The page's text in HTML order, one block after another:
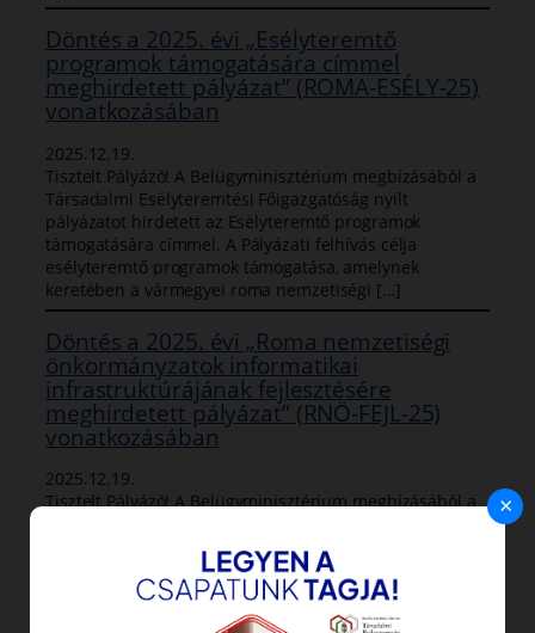
Döntés a 2025. évi „Esélyteremtő
programok támogatására címmel
meghirdetett pályázat” (ROMA-ESÉLY-25)
vonatkozásában
2025.12.19.
Tisztelt Pályázó! A Belügyminisztérium megbízásából a
Társadalmi Esélyteremtési Főigazgatóság nyílt
pályázatot hirdetett az Esélyteremtő programok
támogatására címmel. A Pályázati felhívás célja
esélyteremtő programok támogatása, amelynek
keretében a vármegyei roma nemzetiségi […]
Döntés a 2025. évi „Roma nemzetiségi
önkormányzatok informatikai
infrastruktúrájának fejlesztésére
meghirdetett pályázat” (RNÖ-FEJL-25)
vonatkozásában
2025.12.19.
Tisztelt Pályázó! A Belügyminisztérium megbízásából a
pályázatot hirdetett a Roma nemzetiségi
önkormányzatok informatikai infrastruktúrájának
fejlesztésére. A Pályázati felhívás célja a
Magyarországon működő települési/vármegyei roma
×